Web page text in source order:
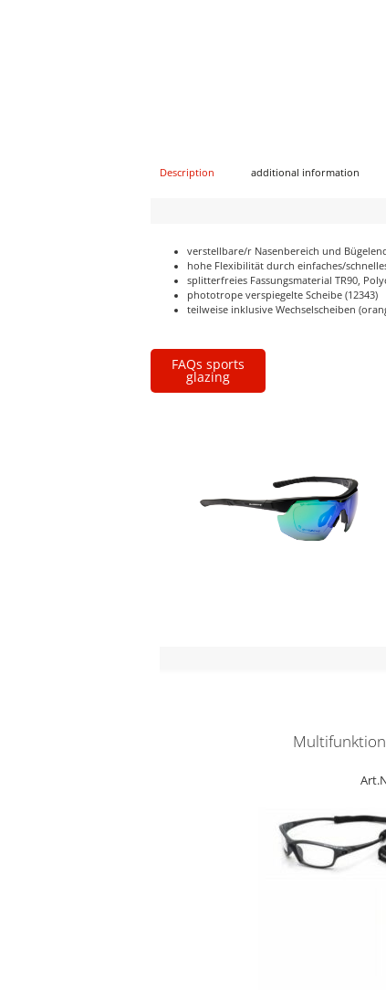
Description additional information
verstellbare/r Nasenbereich und
hohe Flexibilität durch einfaches/
splitterfreies Fassungsmaterial TR90,
phototrope verspiegelte Scheibe (12343)
teilweise inklusive Wechselscheiben
FAQs sports
glazing